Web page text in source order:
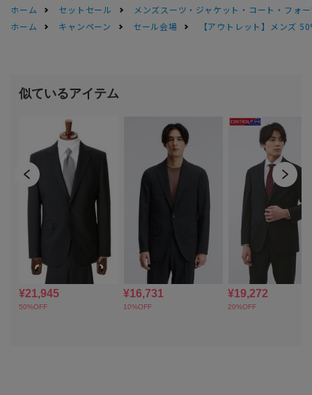
ホーム
セットセール
メンズスーツ・ジャケット・コート・フォ
ホーム
キャンペーン セール会場 【アウトレット】メンズ